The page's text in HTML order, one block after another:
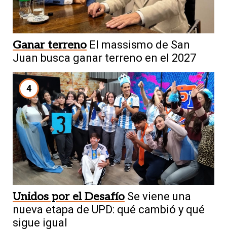
Ganar terreno El massismo de San
Juan busca ganar terreno en el 2027
4
Unidos por el Desafío Se viene una
nueva etapa de UPD: qué cambió y qué
sigue igual